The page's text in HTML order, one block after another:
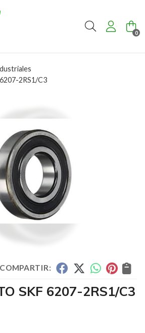
Buscar 0
2RS1/C3
COMPARTIR:
SKF 6207-2RS1/C3